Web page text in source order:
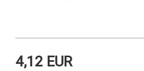
4,12 EUR